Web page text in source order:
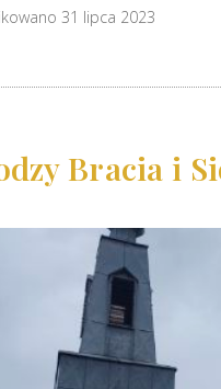
31 lipca 2023
Bracia i